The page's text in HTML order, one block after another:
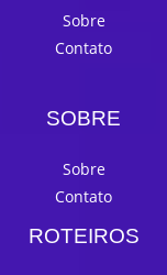
Sobre
Contato
SOBRE
Sobre
Contato
ROTEIROS